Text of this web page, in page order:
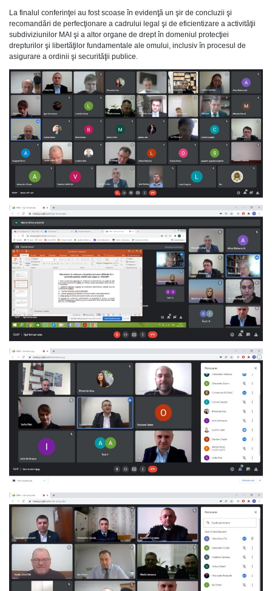
La finalul conferinţei au fost scoase în evidenţă un şir de concluzii şi
recomandări de perfecţionare a cadrului legal şi de eficientizare a activităţii
subdiviziunilor MAI şi a altor organe de drept în domeniul protecţiei
drepturilor şi libertăţilor fundamentale ale omului, inclusiv în procesul de
asigurare a ordinii şi securităţii publice.